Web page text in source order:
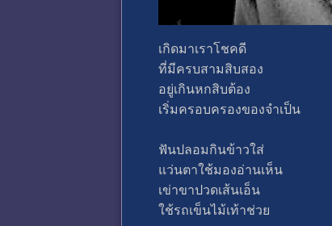
เกิดมาเราโชคดี
ที่มีครบสามสิบสอง
อยู่เกินหกสิบต้อง
เริ่มครอบครองของจำเป็น
ฟันปลอมกินข้าวใส่
แว่นตาใช้มองอ่านเห็น
เข่าขาปวดเส้นเอ็น
ใช้รถเข็นไม้เท้าช่วย